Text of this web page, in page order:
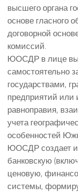
высшего органа
основе гласного
договорной
комиссий.
ЮОСДР в лице
самостоятельно
государствами,
предприятий или
равноправия,
учета
особенностей
ЮОСДР создает и
банковскую
ценовую,
системы,